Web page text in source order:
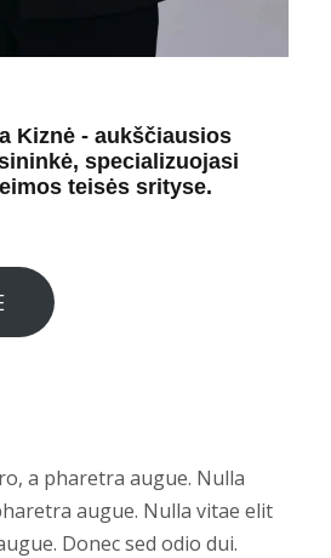
Kiznė - aukščiausios
specializuojasi
teisės srityse.
a pharetra augue. Nulla
augue. Nulla vitae elit
Donec sed odio dui.